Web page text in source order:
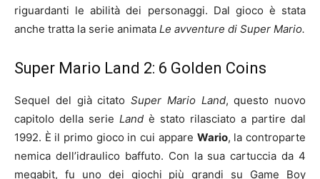
riguardanti le abilità dei personaggi. Dal gioco è stata
anche tratta la serie animata Le avventure di Super Mario.
Super Mario Land 2: 6 Golden Coins
Sequel del già citato Super Mario Land, questo nuovo
capitolo della serie Land è stato rilasciato a partire dal
1992. È il primo gioco in cui appare Wario, la controparte
nemica dell’idraulico baffuto. Con la sua cartuccia da 4
megabit, fu uno dei giochi più grandi su Game Boy